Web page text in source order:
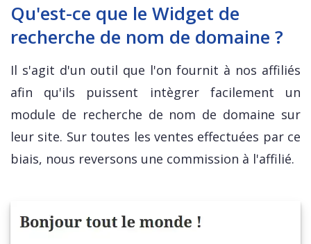
Qu'est-ce que le Widget de
recherche de nom de domaine ?
Il s'agit d'un outil que l'on fournit à nos affiliés
afin qu'ils puissent intègrer facilement un
module de recherche de nom de domaine sur
leur site. Sur toutes les ventes effectuées par ce
biais, nous reversons une commission à l'affilié.